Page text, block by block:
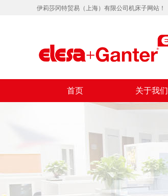
伊莉莎冈特贸易（上海）有限公司机床子网站！
首页 关于我们